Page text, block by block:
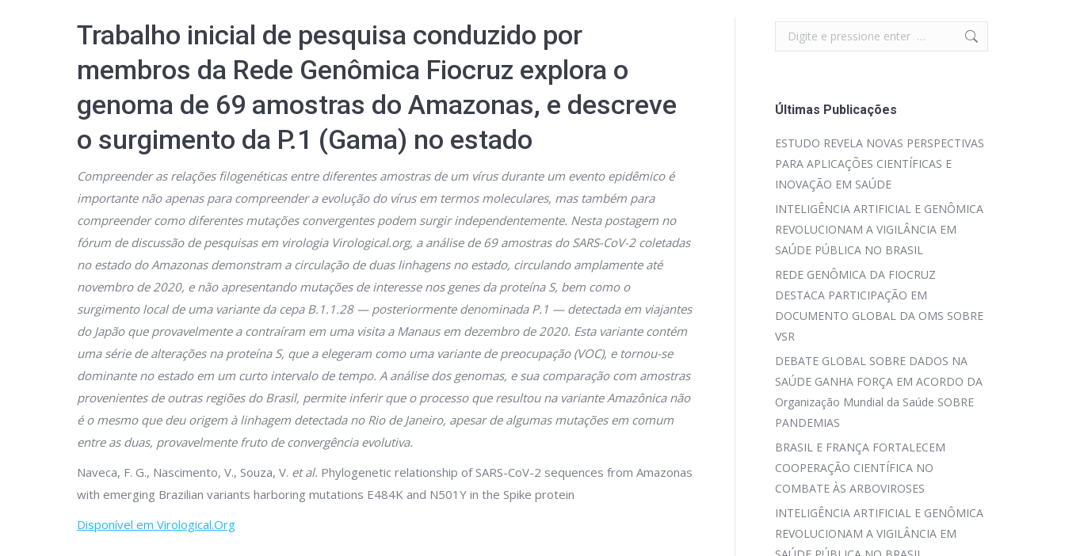
Trabalho inicial de pesquisa conduzido por
membros da Rede Genômica Fiocruz explora o
genoma de 69 amostras do Amazonas, e descreve
o surgimento da P.1 (Gama) no estado
Compreender as relações filogenéticas entre diferentes amostras de um vírus durante um evento epidêmico é
importante não apenas para compreender a evolução do vírus em termos moleculares, mas também para
compreender como diferentes mutações convergentes podem surgir independentemente. Nesta postagem no
fórum de discussão de pesquisas em virologia Virological.org, a análise de 69 amostras do SARS-CoV-2 coletadas
no estado do Amazonas demonstram a circulação de duas linhagens no estado, circulando amplamente até
novembro de 2020, e não apresentando mutações de interesse nos genes da proteína S, bem como o
surgimento local de uma variante da cepa B.1.1.28 — posteriormente denominada P.1 — detectada em viajantes
do Japão que provavelmente a contraíram em uma visita a Manaus em dezembro de 2020. Esta variante contém
uma série de alterações na proteína S, que a elegeram como uma variante de preocupação (VOC), e tornou-se
dominante no estado em um curto intervalo de tempo. A análise dos genomas, e sua comparação com amostras
provenientes de outras regiões do Brasil, permite inferir que o processo que resultou na variante Amazônica não
é o mesmo que deu origem à linhagem detectada no Rio de Janeiro, apesar de algumas mutações em comum
entre as duas, provavelmente fruto de convergência evolutiva.
Naveca, F. G., Nascimento, V., Souza, V. et al. Phylogenetic relationship of SARS-CoV-2 sequences from Amazonas
with emerging Brazilian variants harboring mutations E484K and N501Y in the Spike protein
Disponível em Virological.Org
Search:
Últimas Publicações
ESTUDO REVELA NOVAS PERSPECTIVAS
PARA APLICAÇÕES CIENTÍFICAS E
INOVAÇÃO EM SAÚDE
INTELIGÊNCIA ARTIFICIAL E GENÔMICA
REVOLUCIONAM A VIGILÂNCIA EM
SAÚDE PÚBLICA NO BRASIL
REDE GENÔMICA DA FIOCRUZ
DESTACA PARTICIPAÇÃO EM
DOCUMENTO GLOBAL DA OMS SOBRE
VSR
DEBATE GLOBAL SOBRE DADOS NA
SAÚDE GANHA FORÇA EM ACORDO DA
Organização Mundial da Saúde SOBRE
PANDEMIAS
BRASIL E FRANÇA FORTALECEM
COOPERAÇÃO CIENTÍFICA NO
COMBATE ÀS ARBOVIROSES
INTELIGÊNCIA ARTIFICIAL E GENÔMICA
REVOLUCIONAM A VIGILÂNCIA EM